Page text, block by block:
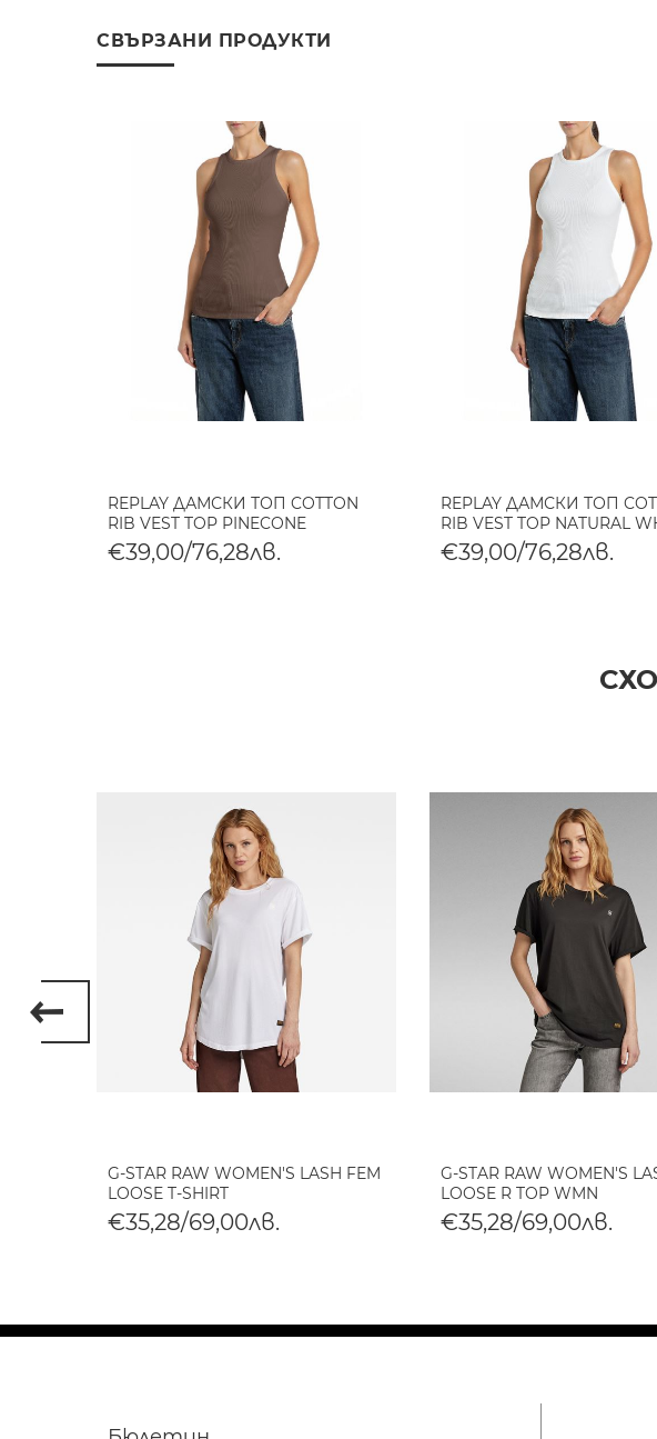
СВЪРЗАНИ ПРОДУКТИ
REPLAY ДАМСКИ ТОП COTTON
RIB VEST TOP PINECONE
€39,00/76,28лв.
REPLAY ДАМСКИ ТОП
RIB VEST TOP NATURAL
€39,00/76,28лв.
G-STAR RAW WOMEN'S LASH FEM
LOOSE T-SHIRT
€35,28/69,00лв.
G-STAR RAW WOMEN'S
LOOSE R TOP WMN
€35,28/69,00лв.